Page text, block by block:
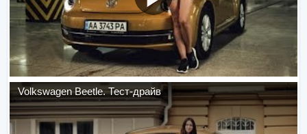
Volkswagen Beetle. Тест-драйв